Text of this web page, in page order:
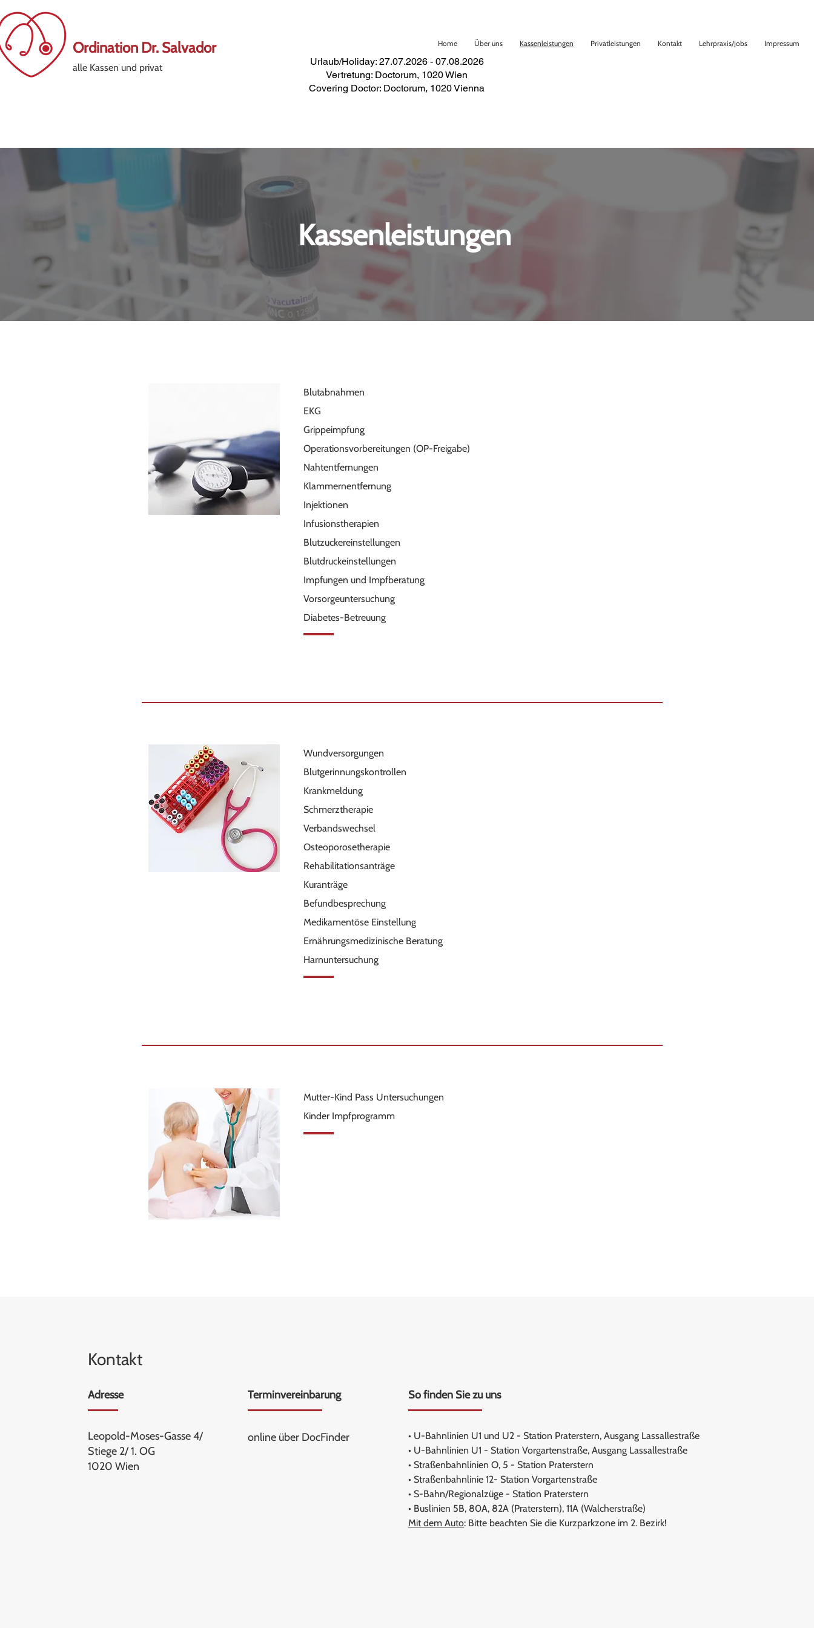
Ordination Dr. Salvador
alle Kassen und privat
Urlaub/Holiday: 27.07.2026 - 07.08.2026
Vertretung: Doctorum, 1020 Wien
Covering Doctor: Doctorum, 1020 Vienna
Home Über uns Kassenleistungen Privatleistungen Kontakt Lehrpraxis/Jobs Impressum
Kassenleistungen
Blutabnahmen
EKG
Grippeimpfung
Operationsvorbereitungen (OP-Freigabe)
Nahtentfernungen
Klammernentfernung
Injektionen
Infusionstherapien
Blutzuckereinstellungen
Blutdruckeinstellungen
Impfungen und Impfberatung
Vorsorgeuntersuchung
Diabetes-Betreuung
Wundversorgungen
Blutgerinnungskontrollen
Krankmeldung
Schmerztherapie
Verbandswechsel
Osteoporosetherapie
Rehabilitationsanträge
Kuranträge
Befundbesprechung
Medikamentöse Einstellung
Ernährungsmedizinische Beratung
Harnuntersuchung
Mutter-Kind Pass Untersuchungen
Kinder Impfprogramm
Kontakt
Adresse
Leopold-Moses-Gasse 4/
Stiege 2/ 1. OG
1020 Wien
Terminvereinbarung
online über DocFinder
So finden Sie zu uns
• U-Bahnlinien U1 und U2 - Station Praterstern, Ausgang Lassallestraße
• U-Bahnlinien U1 - Station Vorgartenstraße, Ausgang Lassallestraße
• Straßenbahnlinien O, 5 - Station Praterstern
• Straßenbahnlinie 12- Station Vorgartenstraße
• S-Bahn/Regionalzüge - Station Praterstern
• Buslinien 5B, 80A, 82A (Praterstern), 11A (Walcherstraße)
Mit dem Auto: Bitte beachten Sie die Kurzparkzone im 2. Bezirk!